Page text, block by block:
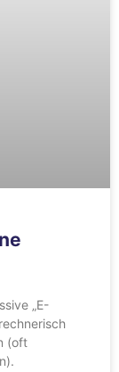
„E-
(oft